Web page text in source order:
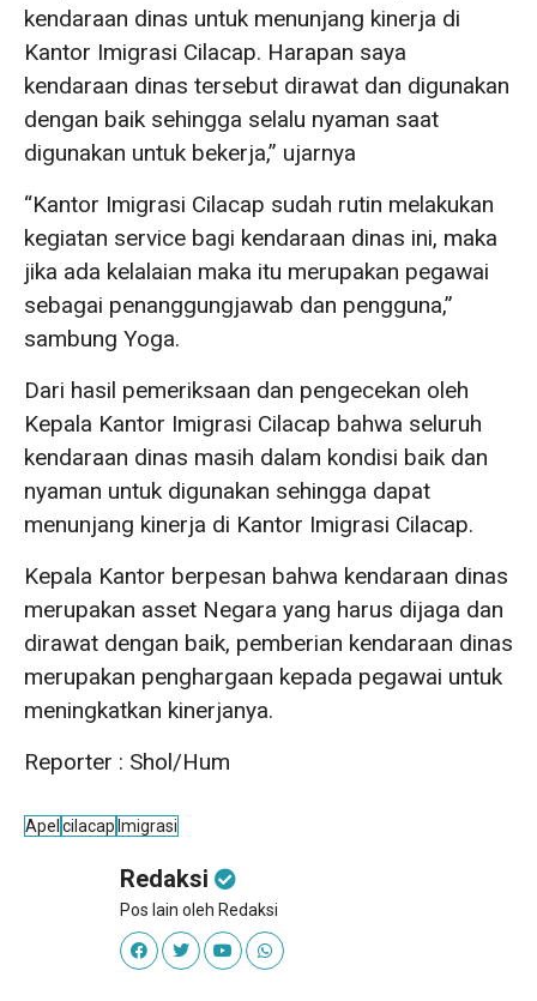
kendaraan dinas untuk menunjang kinerja di
Kantor Imigrasi Cilacap. Harapan saya
kendaraan dinas tersebut dirawat dan digunakan
dengan baik sehingga selalu nyaman saat
digunakan untuk bekerja,” ujarnya
“Kantor Imigrasi Cilacap sudah rutin melakukan
kegiatan service bagi kendaraan dinas ini, maka
jika ada kelalaian maka itu merupakan pegawai
sebagai penanggungjawab dan pengguna,”
sambung Yoga.
Dari hasil pemeriksaan dan pengecekan oleh
Kepala Kantor Imigrasi Cilacap bahwa seluruh
kendaraan dinas masih dalam kondisi baik dan
nyaman untuk digunakan sehingga dapat
menunjang kinerja di Kantor Imigrasi Cilacap.
Kepala Kantor berpesan bahwa kendaraan dinas
merupakan asset Negara yang harus dijaga dan
dirawat dengan baik, pemberian kendaraan dinas
merupakan penghargaan kepada pegawai untuk
meningkatkan kinerjanya.
Reporter : Shol/Hum
Apel cilacap Imigrasi
Redaksi
Pos lain oleh Redaksi